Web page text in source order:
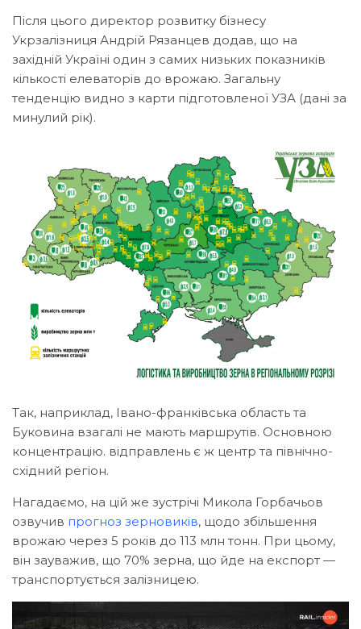
Після цього директор розвитку бізнесу
Укрзалізниця Андрій Рязанцев додав, що на
західній Україні один з самих низьких показників
кількості елеваторів до врожаю. Загальну
тенденцію видно з карти підготовленої УЗА (дані за
минулий рік).
Так, наприклад, Івано-франківська область та
Буковина взагалі не мають маршрутів. Основною
концентрацію. відправлень є ж центр та північно-
східний регіон.
Нагадаємо, на цій же зустрічі Микола Горбачьов
озвучив прогноз зерновиків, щодо збільшення
врожаю через 5 років до 113 млн тонн. При цьому,
він зауважив, що 70% зерна, що йде на експорт —
транспортується залізницею.